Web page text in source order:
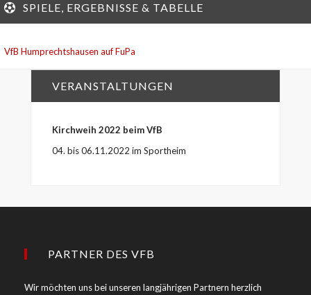
SPIELE, ERGEBNISSE & TABELLE
VfB Humprechtshausen auf FuPa
VERANSTALTUNGEN
Kirchweih 2022 beim VfB
04. bis 06.11.2022 im Sportheim
PARTNER DES VFB
Wir möchten uns bei unseren langjährigen Partnern herzlich